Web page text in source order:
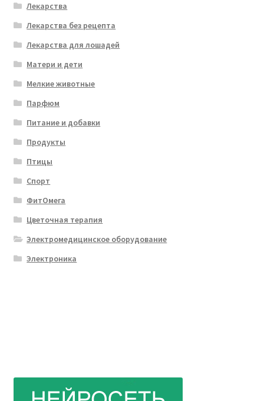
Лекарства
Лекарства без рецепта
Лекарства для лошадей
Матери и дети
Мелкие животные
Парфюм
Питание и добавки
Продукты
Птицы
Спорт
ФитОмега
Цветочная терапия
Электромедицинское оборудование
Электроника